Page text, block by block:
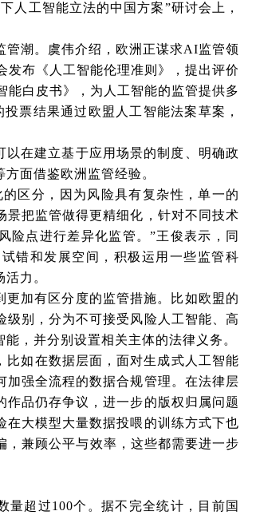
人工智能立法的中国方案”研讨会上，
潮。虞伟介绍，欧洲正谋求AI监管领
发布《人工智能伦理准则》，提出评价
能白皮书》，为人工智能的监管提供多
票结果通过欧盟人工智能法案草案，
在建立基于应用场景的制度、明确政
面借鉴欧洲监管经验。
区分，因为风险具有复杂性，单一的
把监管做得更精细化，针对不同技术
险点进行差异化监管。”王俊表示，同
错和发展空间，积极运用一些监管科
力。
加有区分度的监管措施。比如欧盟的
级别，分为不可接受风险人工智能、高
，并分别设置相关主体的法律义务。
如在数据层面，面对生成式人工智能
加强全流程的数据合规管理。在法律层
品仍存争议，进一步的版权归属问题
大模型大量数据投喂的训练方式下也
兼顾公平与效率，这些都需要进一步
量超过100个。据不完全统计，目前国